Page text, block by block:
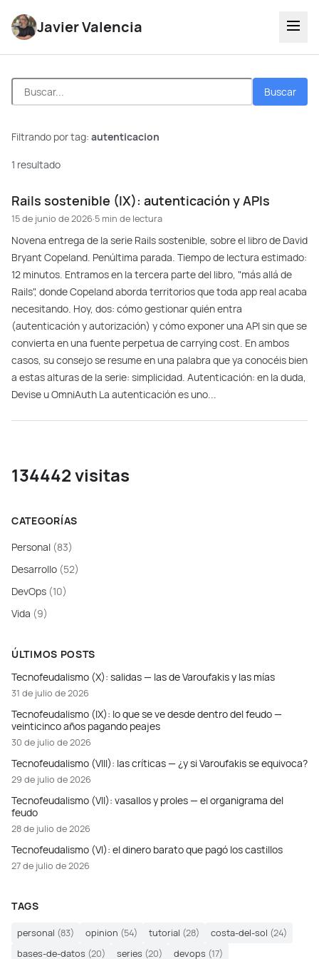
Javier Valencia
Buscar
Filtrando por tag: autenticacion
1 resultado
Rails sostenible (IX): autenticación y APIs
15 de junio de 2026·5 min de lectura
Novena entrega de la serie Rails sostenible, sobre el libro de David
Bryant Copeland. Penúltima parada. Tiempo de lectura estimado:
12 minutos. Entramos en la tercera parte del libro, "más allá de
Rails", donde Copeland aborda territorios que toda app real acaba
necesitando. Hoy, dos: cómo gestionar quién entra
(autenticación y autorización) y cómo exponer una API sin que se
convierta en una fuente perpetua de carrying cost. En ambos
casos, su consejo se resume en una palabra que ya conocéis bien
a estas alturas de la serie: simplicidad. Autenticación: en la duda,
Devise u OmniAuth La autenticación es uno...
134442 visitas
CATEGORÍAS
Personal (83)
Desarrollo (52)
DevOps (10)
Vida (9)
ÚLTIMOS POSTS
Tecnofeudalismo (X): salidas — las de Varoufakis y las mías
31 de julio de 2026
Tecnofeudalismo (IX): lo que se ve desde dentro del feudo —
veinticinco años pagando peajes
30 de julio de 2026
Tecnofeudalismo (VIII): las críticas — ¿y si Varoufakis se equivoca?
29 de julio de 2026
Tecnofeudalismo (VII): vasallos y proles — el organigrama del
feudo
28 de julio de 2026
Tecnofeudalismo (VI): el dinero barato que pagó los castillos
27 de julio de 2026
TAGS
personal (83) opinion (54) tutorial (28) costa-del-sol (24)
bases-de-datos (20) series (20) devops (17)